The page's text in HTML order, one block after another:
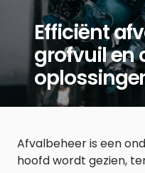
Efficiënt
grofvuil en
Afvalbeheer is een
hoofd wordt gezien,